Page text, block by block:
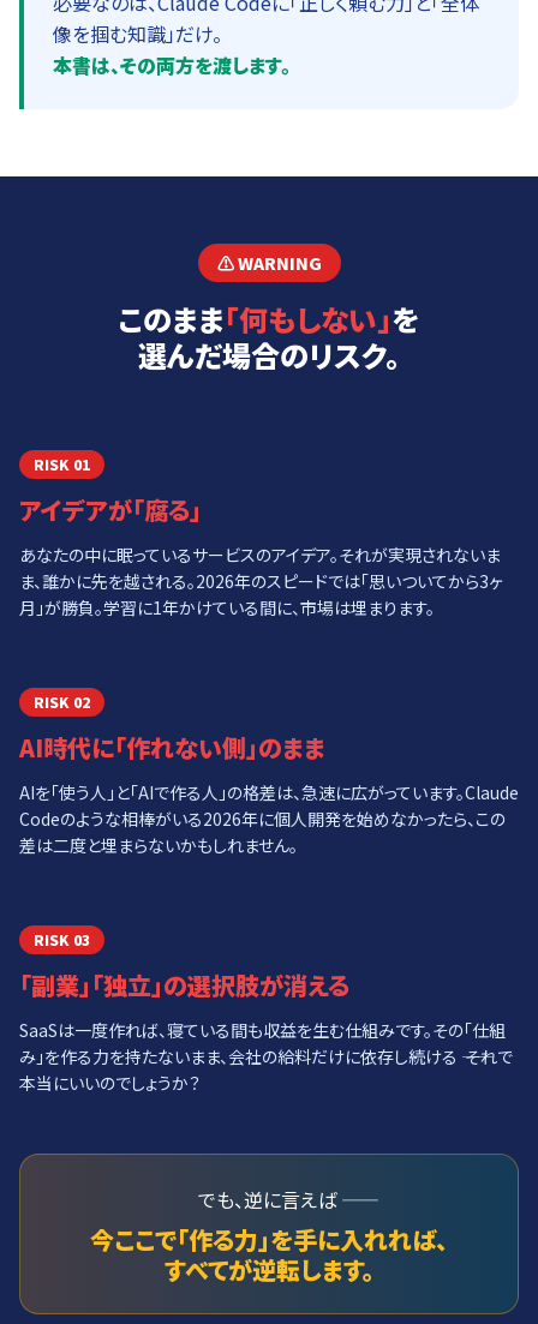
像を掴む知識」だけ。
本書は、その両方を渡します。
⚠️ WARNING
このまま「何もしない」を
選んだ場合のリスク。
RISK 01
アイデアが「腐る」
あなたの中に眠っているサービスのアイデア。それが実現されないま
ま、誰かに先を越される。2026年のスピードでは「思いついてから3ヶ
月」が勝負。学習に1年かけている間に、市場は埋まります。
RISK 02
AI時代に「作れない側」のまま
AIを「使う人」と「AIで作る人」の格差は、急速に広がっています。Claude
Codeのような相棒がいる2026年に個人開発を始めなかったら、この
差は二度と埋まらないかもしれません。
RISK 03
「副業」「独立」の選択肢が消える
SaaSは一度作れば、寝ている間も収益を生む仕組みです。その「仕組
み」を作る力を持たないまま、会社の給料だけに依存し続ける ―― それで
本当にいいのでしょうか？
でも、逆に言えば ――
今ここで「作る力」を手に入れれば、
すべてが逆転します。